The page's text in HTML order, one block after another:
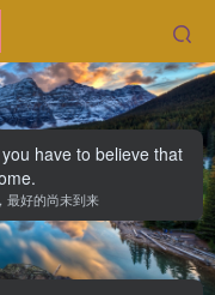
have to believe that
最好的尚未到来